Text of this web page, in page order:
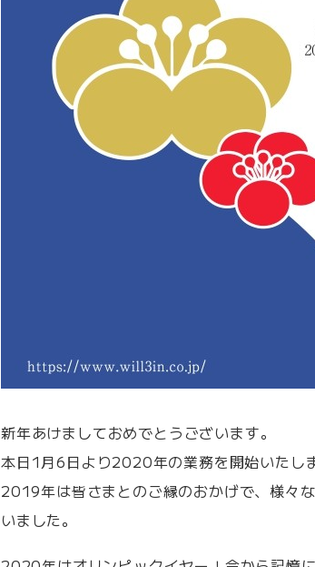
新年あけましておめでとうございます。
本日1月6日より2020年の業務を開始いたし
2019年は皆さまとのご縁のおかげで、様々
いました。